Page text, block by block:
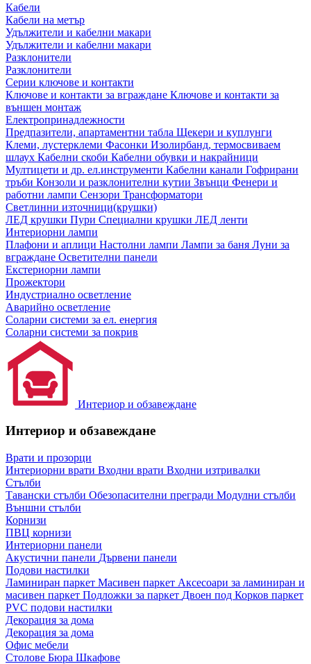
Кабели
Кабели на метър
Удължители и кабелни макари
Удължители и кабелни макари
Разклонители
Разклонители
Серии ключове и контакти
Ключове и контакти за вграждане Ключове и контакти за
външен монтаж
Електропринадлежности
Предпазители, апартаментни табла Щекери и куплунги
Клеми, лустерклеми Фасонки Изолирбанд, термосвиваем
шлаух Кабелни скоби Кабелни обувки и накрайници
Мултицети и др. ел.инструменти Кабелни канали Гофрирани
тръби Конзоли и разклонителни кутии Звънци Фенери и
работни лампи Сензори Трансформатори
Светлинни източници(крушки)
ЛЕД крушки Пури Специални крушки ЛЕД ленти
Интериорни лампи
Плафони и аплици Настолни лампи Лампи за баня Луни за
вграждане Осветителни панели
Екстериорни лампи
Прожектори
Индустриално осветление
Аварийно осветление
Соларни системи за ел. енергия
Соларни системи за покрив
Интериор и обзавеждане
Интериор и обзавеждане
Врати и прозорци
Интериорни врати Входни врати Входни изтривалки
Стълби
Тавански стълби Обезопасителни прегради Модулни стълби
Външни стълби
Корнизи
ПВЦ корнизи
Интериорни панели
Акустични панели Дървени панели
Подови настилки
Ламиниран паркет Масивен паркет Аксесоари за ламиниран и
масивен паркет Подложки за паркет Двоен под Корков паркет
PVC подови настилки
Декорация за дома
Декорация за дома
Офис мебели
Столове Бюра Шкафове